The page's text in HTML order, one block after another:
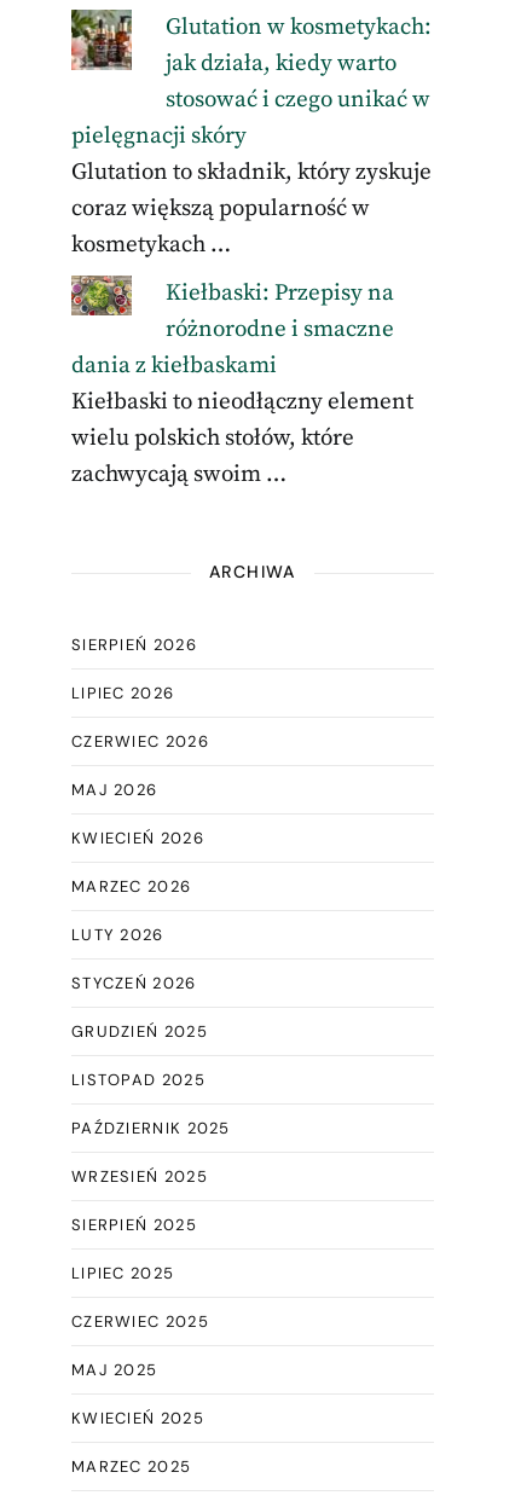
Glutation w kosmetykach:
jak działa, kiedy warto
stosować i czego unikać w
pielęgnacji skóry
Glutation to składnik, który zyskuje
coraz większą popularność w
kosmetykach …
Kiełbaski: Przepisy na
różnorodne i smaczne
dania z kiełbaskami
Kiełbaski to nieodłączny element
wielu polskich stołów, które
zachwycają swoim …
ARCHIWA
SIERPIEŃ 2026
LIPIEC 2026
CZERWIEC 2026
MAJ 2026
KWIECIEŃ 2026
MARZEC 2026
LUTY 2026
STYCZEŃ 2026
GRUDZIEŃ 2025
LISTOPAD 2025
PAŹDZIERNIK 2025
WRZESIEŃ 2025
SIERPIEŃ 2025
LIPIEC 2025
CZERWIEC 2025
MAJ 2025
KWIECIEŃ 2025
MARZEC 2025